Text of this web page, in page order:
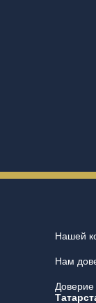
Нашей
Нам
Доверие